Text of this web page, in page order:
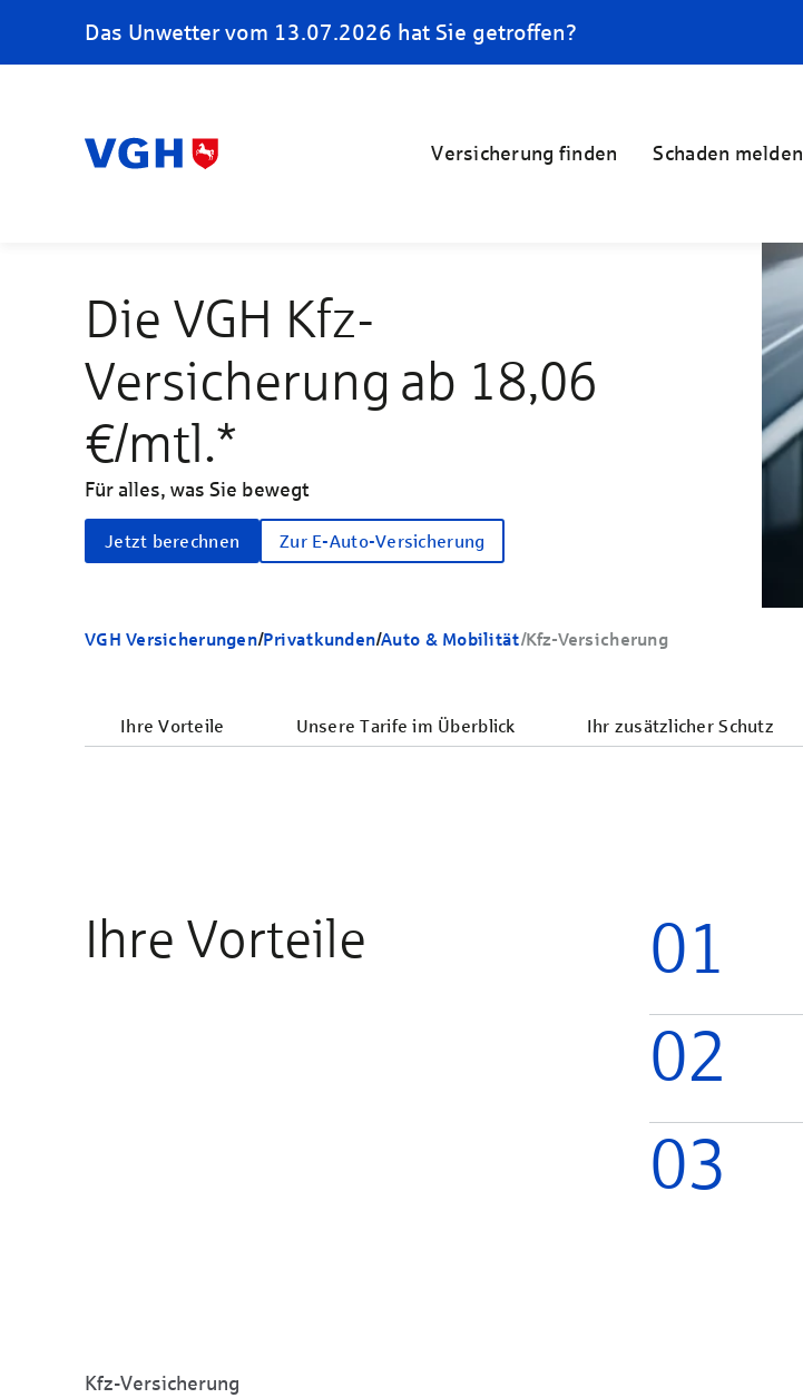
Das Unwetter vom 13.07.2026 hat Sie getroffen?
Versicherung finden Schaden melden
Die VGH Kfz-
Versicherung ab 18,06
€/mtl.*
Für alles, was Sie bewegt
Jetzt berechnen Zur E-Auto-Versicherung
VGH Versicherungen/Privatkunden/Auto & Mobilität/Kfz-Versicherung
Ihre Vorteile Unsere Tarife im Überblick Ihr zusätzlicher Schutz
Ihre Vorteile 01
02
03
Kfz-Versicherung